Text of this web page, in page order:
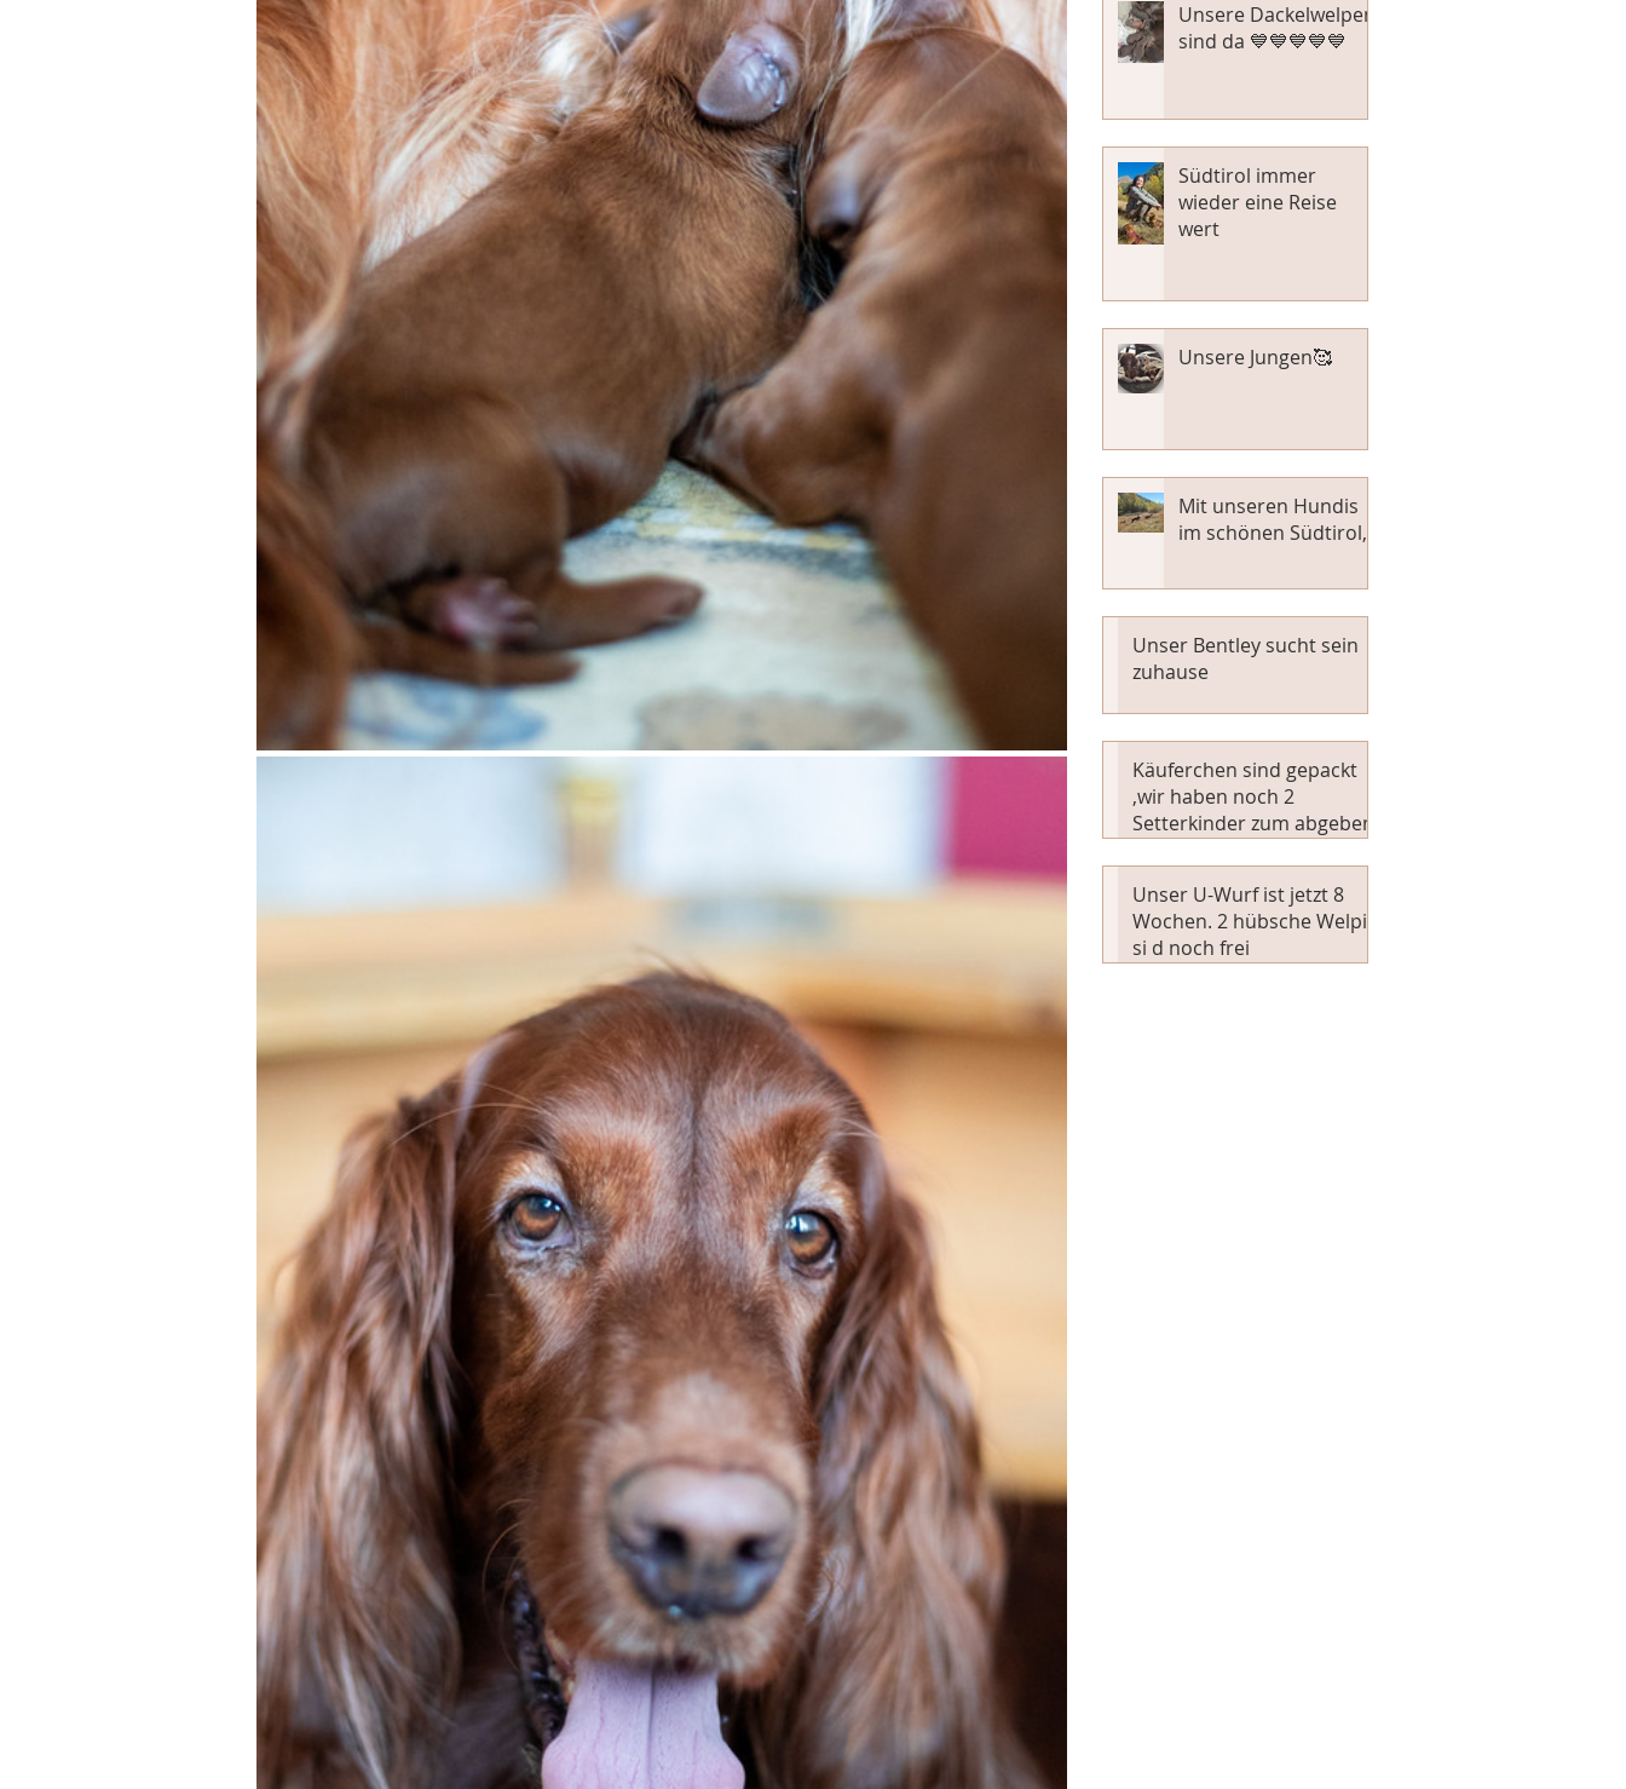
Unsere Dackelwelpen
sind da 💙💙💙💙💙
Südtirol immer
wieder eine Reise
wert
Unsere Jungen🥰
Mit unseren Hundis
im schönen Südtirol,
Unser Bentley sucht sein
zuhause
Käuferchen sind gepackt
,wir haben noch 2
Setterkinder zum abgeben
Unser U-Wurf ist jetzt 8
Wochen. 2 hübsche Welpis
si d noch frei